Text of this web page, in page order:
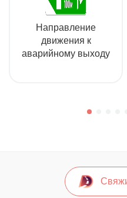
Направление
движения к
аварийному выходу